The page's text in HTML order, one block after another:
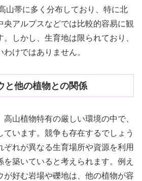
山帯に多く分布しており、特に北
央アルプスなどでは比較的容易に観
しかし、生育地は限られており、
けではありません。
と他の植物との関係
山植物特有の厳しい環境の中で、
ています。競争も存在するでしょう
ぞれが異なる生育場所や資源を利用
築いていると考えられます。例え
が好む岩場や礫地は、他の植物が容